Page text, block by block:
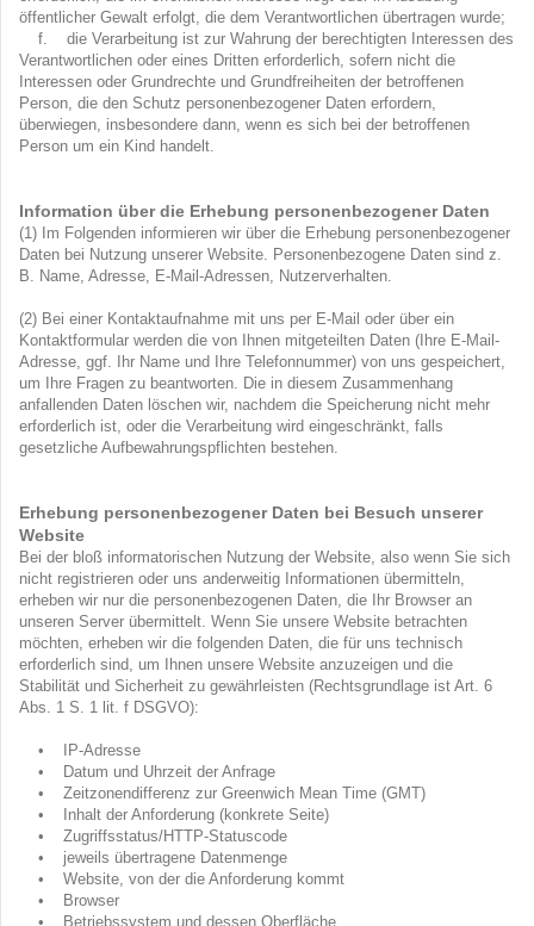
öffentlicher Gewalt erfolgt, die dem Verantwortlichen übertragen wurde;
f. die Verarbeitung ist zur Wahrung der berechtigten Interessen des
Verantwortlichen oder eines Dritten erforderlich, sofern nicht die
Interessen oder Grundrechte und Grundfreiheiten der betroffenen
Person, die den Schutz personenbezogener Daten erfordern,
überwiegen, insbesondere dann, wenn es sich bei der betroffenen
Person um ein Kind handelt.
Information über die Erhebung personenbezogener Daten
(1) Im Folgenden informieren wir über die Erhebung personenbezogener
Daten bei Nutzung unserer Website. Personenbezogene Daten sind z.
B. Name, Adresse, E-Mail-Adressen, Nutzerverhalten.
(2) Bei einer Kontaktaufnahme mit uns per E-Mail oder über ein
Kontaktformular werden die von Ihnen mitgeteilten Daten (Ihre E-Mail-
Adresse, ggf. Ihr Name und Ihre Telefonnummer) von uns gespeichert,
um Ihre Fragen zu beantworten. Die in diesem Zusammenhang
anfallenden Daten löschen wir, nachdem die Speicherung nicht mehr
erforderlich ist, oder die Verarbeitung wird eingeschränkt, falls
gesetzliche Aufbewahrungspflichten bestehen.
Erhebung personenbezogener Daten bei Besuch unserer
Website
Bei der bloß informatorischen Nutzung der Website, also wenn Sie sich
nicht registrieren oder uns anderweitig Informationen übermitteln,
erheben wir nur die personenbezogenen Daten, die Ihr Browser an
unseren Server übermittelt. Wenn Sie unsere Website betrachten
möchten, erheben wir die folgenden Daten, die für uns technisch
erforderlich sind, um Ihnen unsere Website anzuzeigen und die
Stabilität und Sicherheit zu gewährleisten (Rechtsgrundlage ist Art. 6
Abs. 1 S. 1 lit. f DSGVO):
• IP-Adresse
• Datum und Uhrzeit der Anfrage
• Zeitzonendifferenz zur Greenwich Mean Time (GMT)
• Inhalt der Anforderung (konkrete Seite)
• Zugriffsstatus/HTTP-Statuscode
• jeweils übertragene Datenmenge
• Website, von der die Anforderung kommt
• Browser
• Betriebssystem und dessen Oberfläche